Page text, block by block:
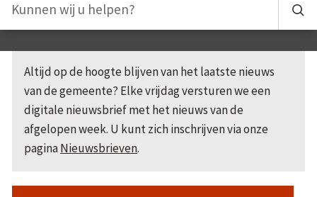
Altijd op de hoogte blijven van het laatste nieuws
van de gemeente? Elke vrijdag versturen we een
digitale nieuwsbrief met het nieuws van de
afgelopen week. U kunt zich inschrijven via onze
paginaNieuwsbrieven.